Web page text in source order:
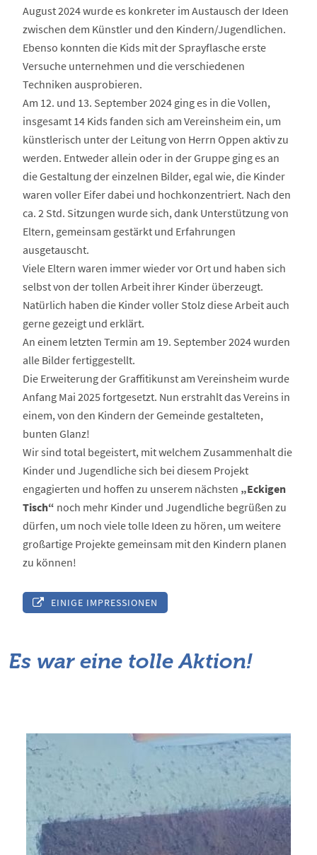
August 2024 wurde es konkreter im Austausch der Ideen
zwischen dem Künstler und den Kindern/Jugendlichen.
Ebenso konnten die Kids mit der Sprayflasche erste
Versuche unternehmen und die verschiedenen
Techniken ausprobieren.
Am 12. und 13. September 2024 ging es in die Vollen,
insgesamt 14 Kids fanden sich am Vereinsheim ein, um
künstlerisch unter der Leitung von Herrn Oppen aktiv zu
werden. Entweder allein oder in der Gruppe ging es an
die Gestaltung der einzelnen Bilder, egal wie, die Kinder
waren voller Eifer dabei und hochkonzentriert. Nach den
ca. 2 Std. Sitzungen wurde sich, dank Unterstützung von
Eltern, gemeinsam gestärkt und Erfahrungen
ausgetauscht.
Viele Eltern waren immer wieder vor Ort und haben sich
selbst von der tollen Arbeit ihrer Kinder überzeugt.
Natürlich haben die Kinder voller Stolz diese Arbeit auch
gerne gezeigt und erklärt.
An einem letzten Termin am 19. September 2024 wurden
alle Bilder fertiggestellt.
Die Erweiterung der Graffitikunst am Vereinsheim wurde
Anfang Mai 2025 fortgesetzt. Nun erstrahlt das Vereins in
einem, von den Kindern der Gemeinde gestalteten,
bunten Glanz!
Wir sind total begeistert, mit welchem Zusammenhalt die
Kinder und Jugendliche sich bei diesem Projekt
engagierten und hoffen zu unserem nächsten „Eckigen
Tisch“ noch mehr Kinder und Jugendliche begrüßen zu
dürfen, um noch viele tolle Ideen zu hören, um weitere
großartige Projekte gemeinsam mit den Kindern planen
zu können!
EINIGE IMPRESSIONEN
Es war eine tolle Aktion!